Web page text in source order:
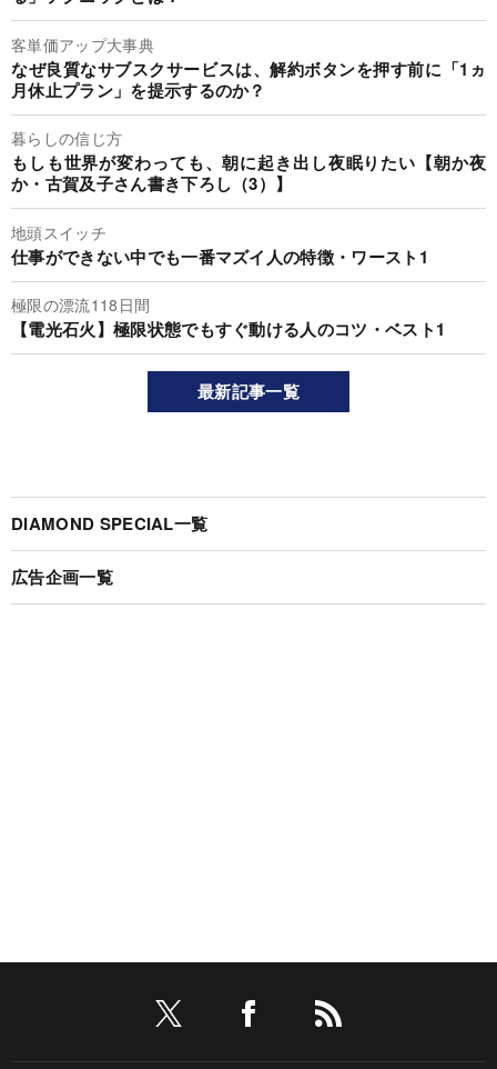
客単価アップ大事典
なぜ良質なサブスクサービスは、解約ボタンを押す前に「1ヵ
月休止プラン」を提示するのか？
暮らしの信じ方
もしも世界が変わっても、朝に起き出し夜眠りたい【朝か夜
か・古賀及子さん書き下ろし（3）】
地頭スイッチ
仕事ができない中でも一番マズイ人の特徴・ワースト1
極限の漂流118日間
【電光石火】極限状態でもすぐ動ける人のコツ・ベスト1
最新記事一覧
DIAMOND SPECIAL一覧
広告企画一覧